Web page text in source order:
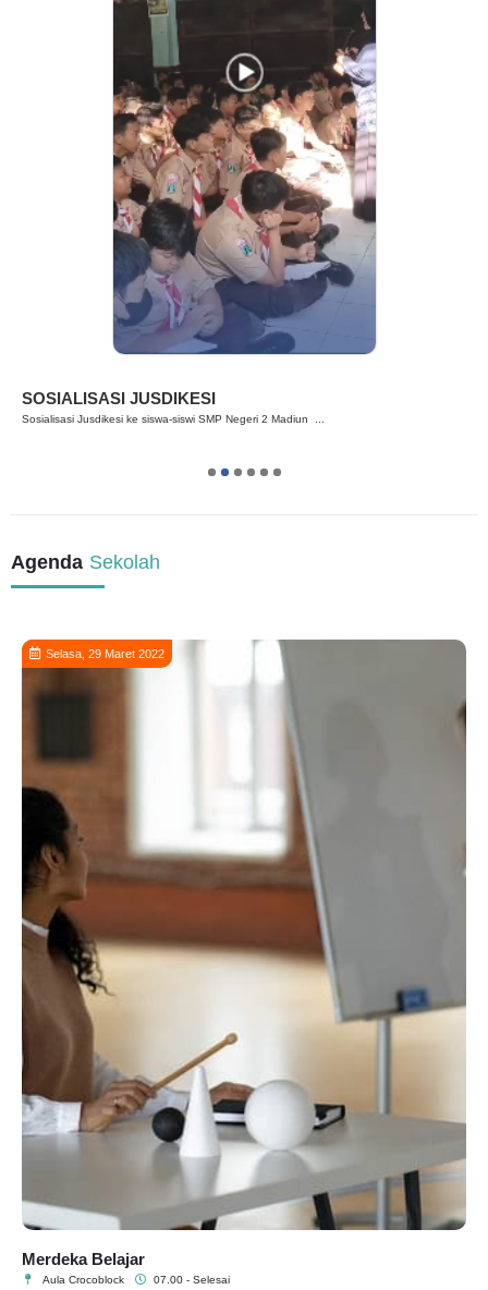
SOSIALISASI JUSDIKESI
Sosialisasi Jusdikesi ke siswa-siswi SMP Negeri 2 Madiun ...
5 6
Agenda Sekolah
Selasa, 29 Maret 2022
Merdeka Belajar
Aula Crocoblock 07.00 - Selesai